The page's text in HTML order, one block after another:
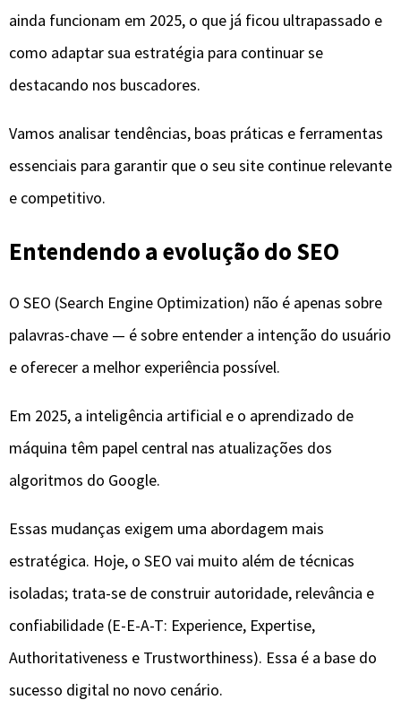
ainda funcionam em 2025, o que já ficou ultrapassado e
como adaptar sua estratégia para continuar se
destacando nos buscadores.
Vamos analisar tendências, boas práticas e ferramentas
essenciais para garantir que o seu site continue relevante
e competitivo.
Entendendo a evolução do SEO
O SEO (Search Engine Optimization) não é apenas sobre
palavras-chave — é sobre entender a intenção do usuário
e oferecer a melhor experiência possível.
Em 2025, a inteligência artificial e o aprendizado de
máquina têm papel central nas atualizações dos
algoritmos do Google.
Essas mudanças exigem uma abordagem mais
estratégica. Hoje, o SEO vai muito além de técnicas
isoladas; trata-se de construir autoridade, relevância e
confiabilidade (E-E-A-T: Experience, Expertise,
Authoritativeness e Trustworthiness). Essa é a base do
sucesso digital no novo cenário.